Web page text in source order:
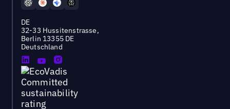
DE
32-33 Hussitenstrasse,
Berlin 13355 DE
Deutschland